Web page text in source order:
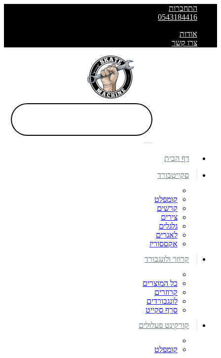
התחברות
0543184416
אודות
צרו קשר
דף הבית
סקייטבורד
קומפלט
קרשים
צירים
גלגלים
לאגרים
אקססוריז
קרוזר ולונגבורד
כל המוצרים
קרוזרים
לונגבורדים
סרף סקייט
קורקינט פעלולים
קומפלט